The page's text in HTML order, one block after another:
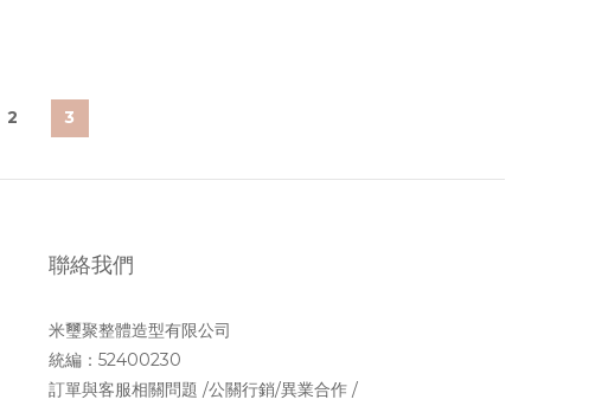
2 3
聯絡我們
米璽聚整體造型有限公司
統編：52400230
訂單與客服相關問題 /公關行銷/異業合作 /